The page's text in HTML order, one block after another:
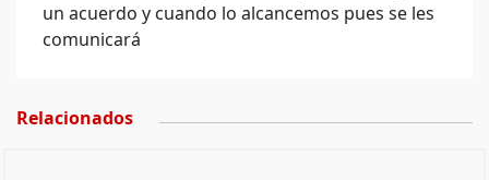
un acuerdo y cuando lo alcancemos pues se les
comunicará
Relacionados